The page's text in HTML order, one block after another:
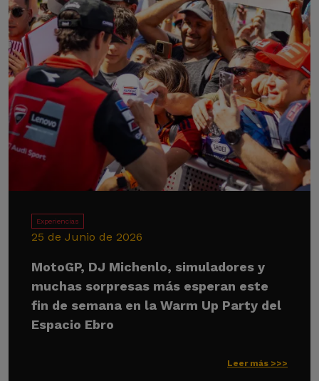
Experiencias
25 de Junio de 2026
MotoGP, DJ Michenlo, simuladores y
muchas sorpresas más esperan este
fin de semana en la Warm Up Party del
Espacio Ebro
Leer más >>>